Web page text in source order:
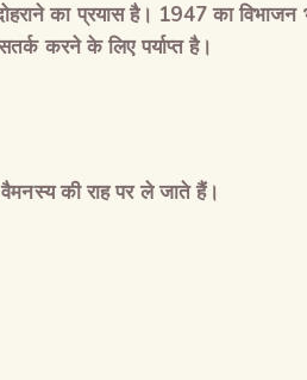
का प्रयास है। 1947का विभाजन
करने के लिए पर्याप्त है।
वैमनस्य की राह पर ले जाते हैं।